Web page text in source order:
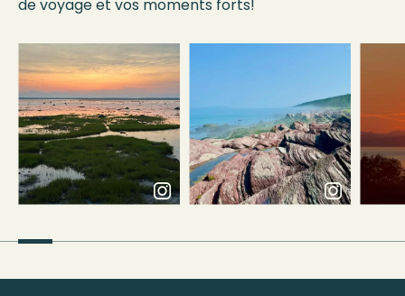
de voyage et vos moments forts!